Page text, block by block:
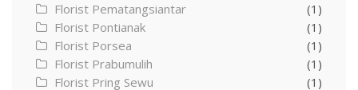
Florist Pematangsiantar
(1)
Florist Pontianak
(1)
Florist Porsea
(1)
Florist Prabumulih
(1)
Florist Pring Sewu
(1)